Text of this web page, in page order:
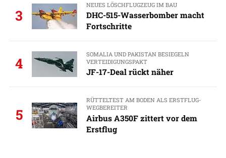
3
NEUES LÖSCHFLUGZEUG IM BAU
DHC-515-Wasserbomber macht
Fortschritte
4
SOMALIA UND PAKISTAN BESIEGELN
VERTEIDIGUNGSPAKT
JF-17-Deal rückt näher
5
RÜTTELTEST AM BODEN ALS ERSTFLUG-
WEGBEREITER
Airbus A350F zittert vor dem
Erstflug